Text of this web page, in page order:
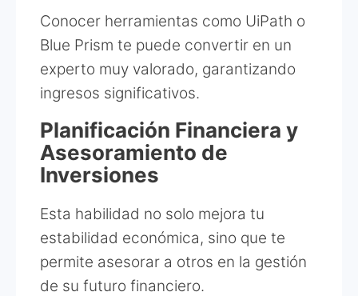
Conocer herramientas como UiPath o
Blue Prism te puede convertir en un
experto muy valorado, garantizando
ingresos significativos.
Planificación Financiera y
Asesoramiento de
Inversiones
Esta habilidad no solo mejora tu
estabilidad económica, sino que te
permite asesorar a otros en la gestión
de su futuro financiero.